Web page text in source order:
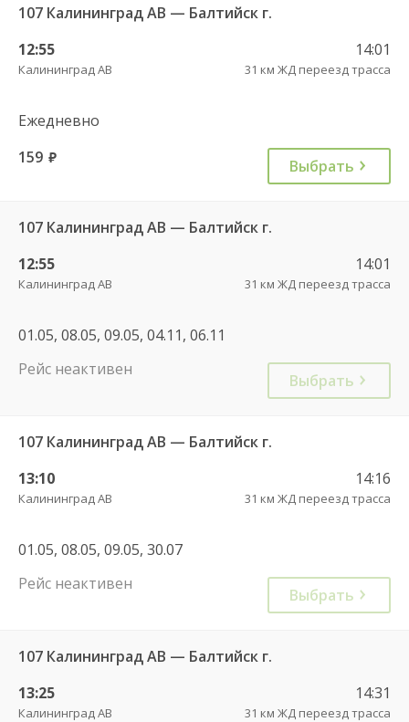
107 Калининград АВ — Балтийск г.
12:55
Калининград АВ
14:01
31 км ЖД переезд трасса
Ежедневно
159 руб. Выбрать
107 Калининград АВ — Балтийск г.
12:55
Калининград АВ
14:01
31 км ЖД переезд трасса
01.05, 08.05, 09.05, 04.11, 06.11
Рейс неактивен
Выбрать
107 Калининград АВ — Балтийск г.
13:10
Калининград АВ
14:16
31 км ЖД переезд трасса
01.05, 08.05, 09.05, 30.07
Рейс неактивен
Выбрать
107 Калининград АВ — Балтийск г.
13:25
Калининград АВ
14:31
31 км ЖД переезд трасса